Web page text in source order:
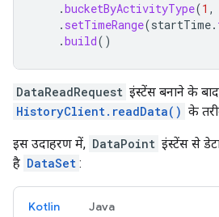
.bucketByActivityType(1 ,
. setTimeRange(startTime.
.build()
DataReadRequest इंस्टेंस बनाने के
HistoryClient.readData() के
इस उदाहरण में, DataPoint इंस्टेंस से
है DataSet :
Kotlin Java